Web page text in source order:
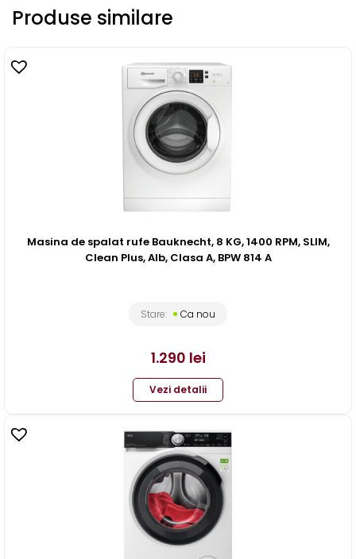
Produse similare
Masina de spalat rufe Bauknecht, 8 KG, 1400 RPM, SLIM,
Clean Plus, Alb, Clasa A, BPW 814 A
Stare: Ca nou
1.290 lei
Vezi detalii